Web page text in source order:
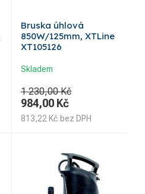
Bruska úhlová
850W/125mm, XTLine
XT105126
Skladem
1 230,00 Kč
984,00 Kč
813,22 Kč bez DPH